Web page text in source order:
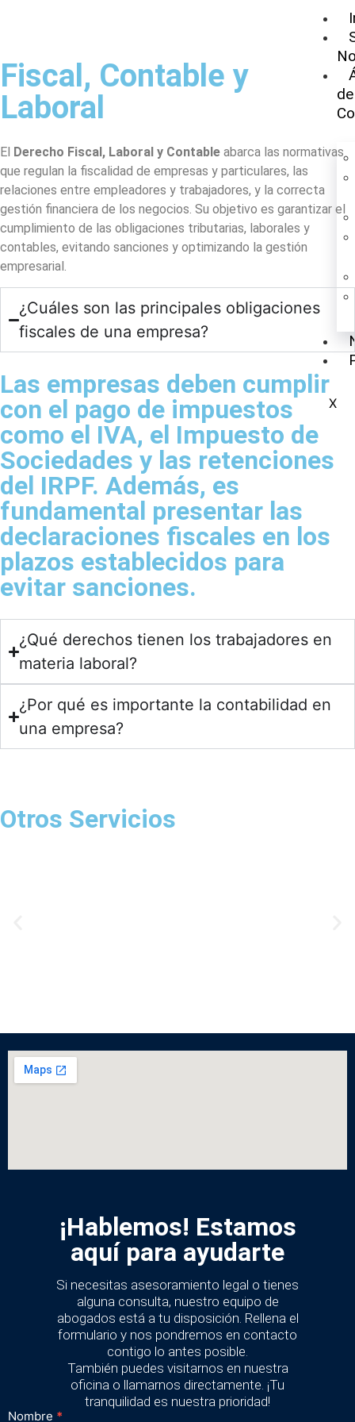
de
X
Fiscal, Contable y
Laboral​
El Derecho Fiscal, Laboral y Contable abarca las normativas
que regulan la fiscalidad de empresas y particulares, las
relaciones entre empleadores y trabajadores, y la correcta
gestión financiera de los negocios. Su objetivo es garantizar el
cumplimiento de las obligaciones tributarias, laborales y
contables, evitando sanciones y optimizando la gestión
empresarial.
¿Cuáles son las principales obligaciones
fiscales de una empresa?
Las empresas deben cumplir
con el pago de impuestos
como el IVA, el Impuesto de
Sociedades y las retenciones
del IRPF. Además, es
fundamental presentar las
declaraciones fiscales en los
plazos establecidos para
evitar sanciones.
¿Qué derechos tienen los trabajadores en
materia laboral?
¿Por qué es importante la contabilidad en
una empresa?
Otros Servicios
¡Hablemos! Estamos
aquí para ayudarte
Si necesitas asesoramiento legal o tienes
alguna consulta, nuestro equipo de
abogados está a tu disposición. Rellena el
formulario y nos pondremos en contacto
contigo lo antes posible.
También puedes visitarnos en nuestra
oficina o llamarnos directamente. ¡Tu
tranquilidad es nuestra prioridad!
Nombre *